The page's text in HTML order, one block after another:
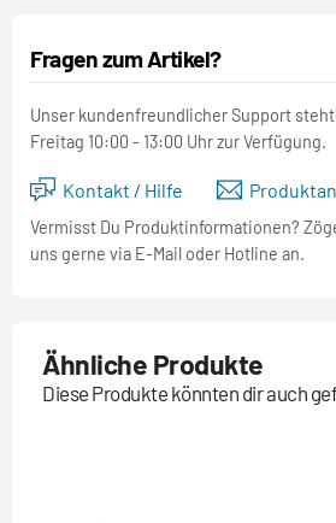
Fragen zum Artikel?
Unser kundenfreundlicher Support
Freitag 10:00 - 13:00 Uhr zur Verfügung.
Kontakt / Hilfe
Vermisst Du Produktinformationen?
uns gerne via E-Mail oder Hotline an.
Ähnliche Produkte
Diese Produkte könnten dir auch